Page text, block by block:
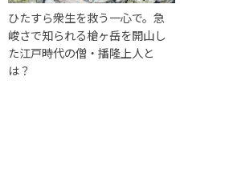
ひたすら衆生を救う一心で。急
峻さで知られる槍ヶ岳を開山し
た江戸時代の僧・播隆上人と
は？